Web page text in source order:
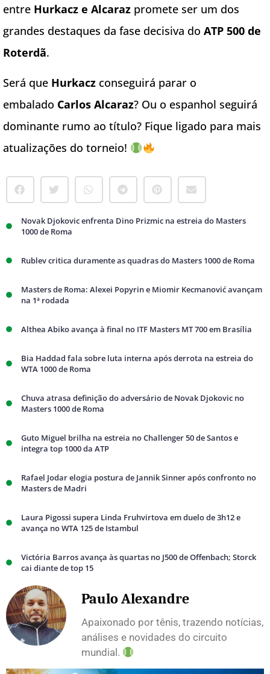
entre Hurkacz e Alcaraz promete ser um dos
grandes destaques da fase decisiva do ATP 500 de
Roterdã.
Será que Hurkacz conseguirá parar o
embalado Carlos Alcaraz? Ou o espanhol seguirá
dominante rumo ao título? Fique ligado para mais
atualizações do torneio!
Novak Djokovic enfrenta Dino Prizmic na estreia do Masters
1000 de Roma
Rublev critica duramente as quadras do Masters 1000 de Roma
Masters de Roma: Alexei Popyrin e Miomir Kecmanović avançam
na 1ª rodada
Althea Abiko avança à final no ITF Masters MT 700 em Brasília
Bia Haddad fala sobre luta interna após derrota na estreia do
WTA 1000 de Roma
Chuva atrasa definição do adversário de Novak Djokovic no
Masters 1000 de Roma
Guto Miguel brilha na estreia no Challenger 50 de Santos e
integra top 1000 da ATP
Rafael Jodar elogia postura de Jannik Sinner após confronto no
Masters de Madri
Laura Pigossi supera Linda Fruhvirtova em duelo de 3h12 e
avança no WTA 125 de Istambul
Victória Barros avança às quartas no J500 de Offenbach; Storck
cai diante de top 15
Paulo Alexandre
Apaixonado por tênis, trazendo notícias,
análises e novidades do circuito
mundial.